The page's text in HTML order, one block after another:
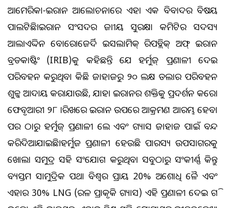
ଆମେରିକା-ଇରାନ ଆଲୋଚନାରେ ଏହା ଏକ ବିବାଦର ବିଷୟ
ପାଲଟିଛି।ଇରାନ ସଂସଦର ଜାତୀୟ ସୁରକ୍ଷା କମିଟିର ସଦସ୍ୟ
ଆଲାଏଦ୍ଦିନ ବୋରୋଜେର୍ଦି ଇସଲାମିକ୍ ରିପବ୍ଲିକ୍ ଅଫ୍ ଇରାନ
ବ୍ରଡକାଷ୍ଟିଂ (IRIB)କୁ କହିଛନ୍ତି ଯେ ହର୍ମୁଜ୍ ପ୍ରଣାଳୀ ଦେଇ
ପରିବହନ କରୁଥିବା କିଛି ଜାହାଜରୁ ୨୦ ଲକ୍ଷ ଡଲାର ପରିବହନ
ଶୁଳ୍କ ଆଦାୟ କରାଯାଉଛି, ଯାହା ଇରାନର ଶକ୍ତିକୁ ପ୍ରଦର୍ଶନ କରେ।
ଫେବୃଆରୀ ୨୮ ତାରିଖରେ ଇରାନ ଉପରେ ଆକ୍ରମଣ ଆରମ୍ଭ ହେବା
ପର ଠାରୁ ହର୍ମୁଜ୍ ପ୍ରଣାଳୀ ତେଲ ଏବଂ ଗ୍ୟାସ ଜାହାଜ ପାଇଁ ବନ୍ଦ
କରିଦିଆଯାଇଛି।ହର୍ମୁଜ ପ୍ରଣାଳୀ ହେଉଛି ପାରସ୍ୟ ଉପସାଗରକୁ
ଖୋଲା ସମୁଦ୍ର ସହିତ ସଂଯୋଗ କରୁଥିବା ସବୁଠାରୁ ସଂକୀର୍ଣ୍ଣ କିନ୍ତୁ
ବ୍ୟସ୍ତତମ ସାମୁଦ୍ରିକ ପଥ। ବିଶ୍ୱର ପ୍ରାୟ 20% ଅଶୋଧିତ ତୈଳ ଏବଂ
ଏହାର 30% LNG (ତରଳ ପ୍ରାକୃତିକ ଗ୍ୟାସ) ଏହି ପ୍ରଣାଳୀ ଦେଇ ଗତି